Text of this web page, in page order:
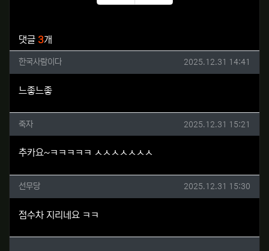
추천
비추천
댓글 3개
한국사람이다님의 댓글
한국사람이다 작성일
2025.12.31 14:41
느좋느좋
죽자님의 댓글
죽자 작성일
2025.12.31 15:21
추카요~ㅋㅋㅋㅋㅋ ㅅㅅㅅㅅㅅㅅㅅ
선무당님의 댓글
선무당 작성일
2025.12.31 15:30
점수차 지리네요 ㅋㅋ